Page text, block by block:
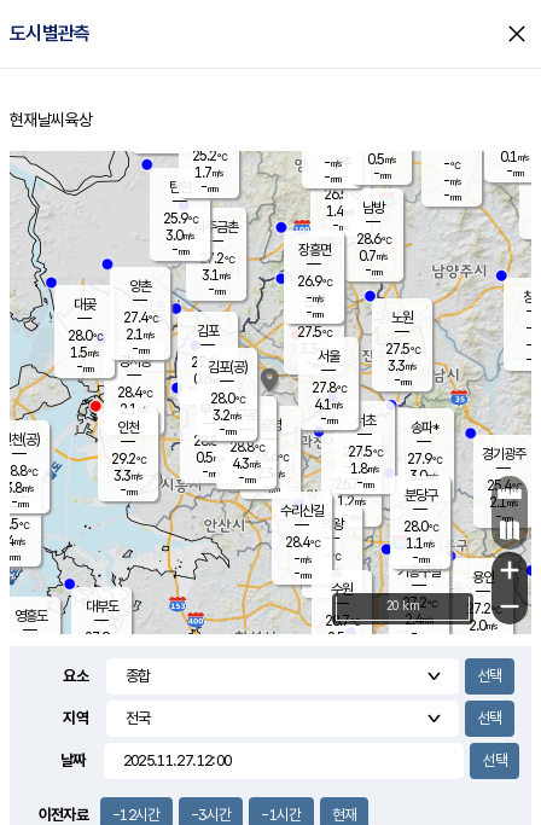
도시별관측 close
홈
현재날씨 육상
의도
℃
m/s
mm
영흥도
양주
26.5℃
1.4
-mm
과천
26.7℃
1.2m/s
- mm
용인
27.2℃
2.0m/s
경기광주
25.4℃
2.1m/s
-mm
2.6m/s
대부도
27.9
경서동
28.4℃
2.1 m/s
-mm
파주금촌
27.2℃
3.1 m/s
-mm
-℃
-m/s
-mm
대곶
28.0℃
1.5m/s
-mm
창
-
-m/
-
탄현
25.9℃
3.0m/s
-mm
0.1 m/s
-mm
의왕
- ℃
m/s
mm
김포
27.6℃
0.6 m/s
mm
광명
28.6 ℃
2.3 m/s
-mm
부천
28.8℃
0.5m/s
-mm
양촌
27.4℃
2.1 m/s
-mm
구로
28.8℃
4.3m/s
-mm
은평
27.5℃
3.3 m/s
- mm
노원
27.5℃
3.3m/s
-mm
송파*
27.9℃
3.0m/s
-mm
서초
27.5℃
1.8m/s
-mm
남방
28.6℃
0.7m/s
-mm
기흥구갈
27.2℃
2.4m/s
-
수리산길
28.4℃
-m/s
-mm
분당구
28.0℃
1.1 m/s
-mm
장흥면
26.9℃
-m/s
-mm
-m/s
-mm
인천(공)
28.8℃
3.8m/s
-mm
김포(공)
28.0℃
3.2m/s
-mm
수원
28.7℃
2.5 m/s
인천
29.2℃
3.3m/s
-mm
서울
27.8℃
4.1 m/s
-mm
25.2℃
1.7m/s
-mm
0.5m/s
-mm
+
−
20 km
요소
지역
날짜
이전자료 -12시간 -3시간 -1시간 현재